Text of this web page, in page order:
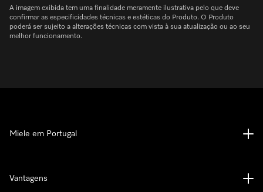
A imagem exibida tem uma finalidade meramente ilustrativa pelo que deve
confirmar as especificidades técnicas e estéticas do Produto. O Produto
poderá ser sujeito a alterações técnicas com vista à sua atualização ou ao seu
melhor funcionamento.
Miele em Portugal
Vantagens